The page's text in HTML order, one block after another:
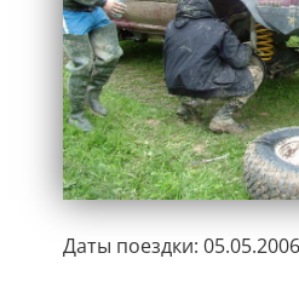
Даты поездки: